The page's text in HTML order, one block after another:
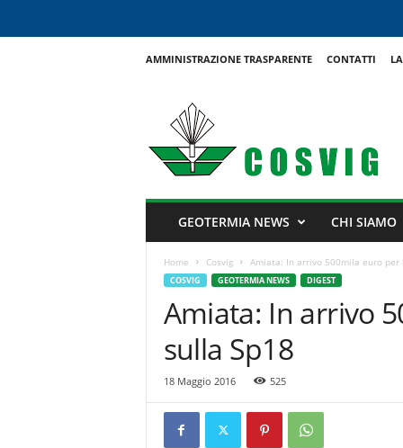
AMMINISTRAZIONE TRASPARENTE CONTATTI
GEOTERMIA NEWS CHI SIAMO
Home Cosvig Amiata: In arrivo 500mila euro per
COSVIG GEOTERMIA NEWS DIGEST
Amiata: In arrivo
sulla Sp18
18 Maggio 2016 525